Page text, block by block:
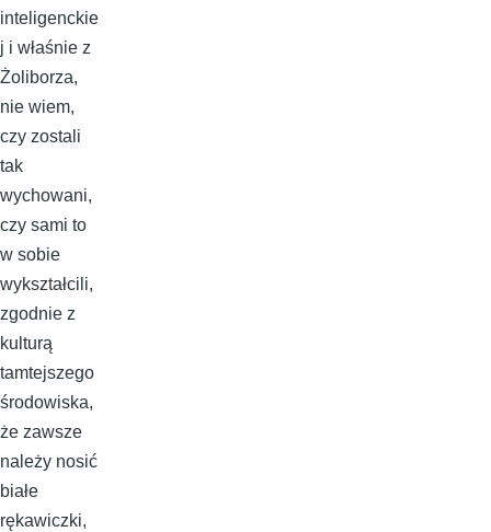
inteligenckie
j i właśnie z
Żoliborza,
nie wiem,
czy zostali
tak
wychowani,
czy sami to
w sobie
wykształcili,
zgodnie z
kulturą
tamtejszego
środowiska,
że zawsze
należy nosić
białe
rękawiczki,